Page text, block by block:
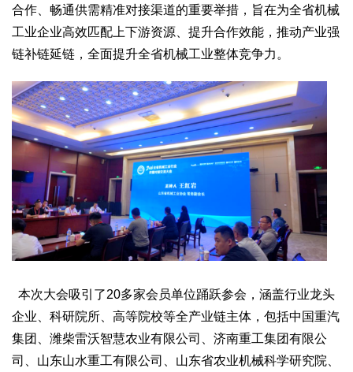
生态
生态文明 能源资源 环境保护 地方生态 休闲旅游
视频
访谈 动态
地方
京 津 冀 晋 蒙 辽 吉 黑 沪 苏 浙 皖
闽
赣
鲁 豫 鄂 湘 粤 桂 琼 渝 川 黔 滇
藏
甘 青 新 澳 台
智库
智库建设 智库专家 智库战略 智库之声
地方动态 地方强音
在线期刊
2017 2016 2015 2018 2019
合作、畅通供需精准对接渠道的重要举措，旨在为全省机械
工业企业高效匹配上下游资源、提升合作效能，推动产业强
链补链延链，全面提升全省机械工业整体竞争力。
本次大会吸引了20多家会员单位踊跃参会，涵盖行业龙头
企业、科研院所、高等院校等全产业链主体，包括中国重汽
集团、潍柴雷沃智慧农业有限公司、济南重工集团有限公
司、山东山水重工有限公司、山东省农业机械科学研究院、